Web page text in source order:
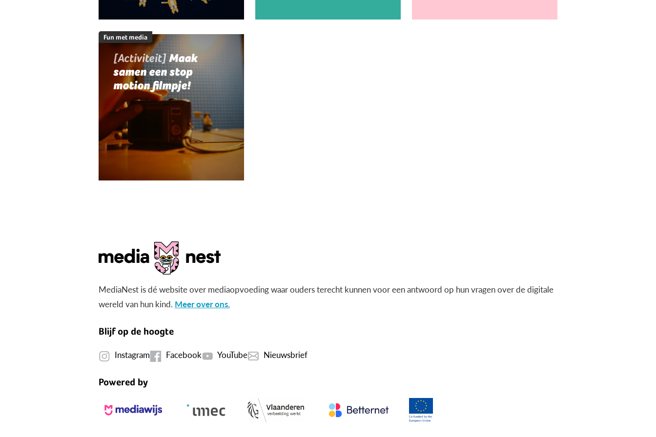
Fun met media
[Activiteit]Maak
samen een stop
motion filmpje!
MediaNest is dé website over mediaopvoeding waar ouders terecht kunnen voor een antwoord op hun vragen over de digitale
wereld van hun kind. Meer over ons.
Blijf op de hoogte
Instagram Facebook YouTube Nieuwsbrief
Powered by